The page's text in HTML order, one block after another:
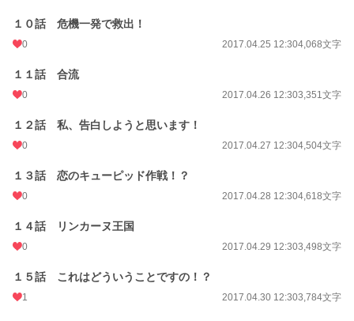
１０話 危機一発で救出！
0 2017.04.25 12:304,068文字
１１話 合流
0 2017.04.26 12:303,351文字
１２話 私、告白しようと思います！
0 2017.04.27 12:304,504文字
１３話 恋のキューピッド作戦！？
0 2017.04.28 12:304,618文字
１４話 リンカーヌ王国
0 2017.04.29 12:303,498文字
１５話 これはどういうことですの！？
1 2017.04.30 12:303,784文字